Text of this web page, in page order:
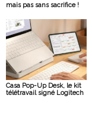
mais pas sans sacrifice !
Casa Pop-Up Desk, le kit
télétravail signé Logitech